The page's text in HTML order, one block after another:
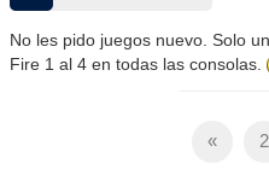
No les pido juegos nuevo. Solo
Fire 1 al 4 en todas las consolas.
« 2